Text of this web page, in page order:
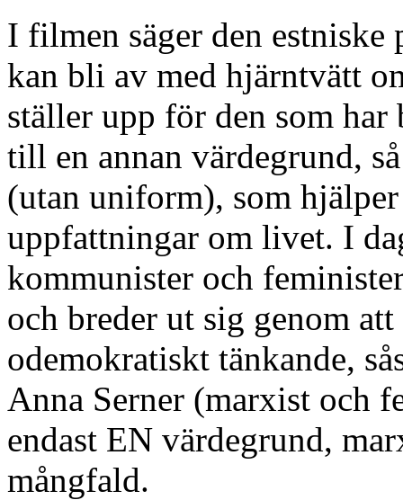
I filmen säger den
kan bli av med hjärntvätt
ställer upp för den som
till en annan värdegrund,
(utan uniform), som
uppfattningar om livet. I
kommunister och
och breder ut sig genom
odemokratiskt tänkande,
Anna Serner (marxist och
endast EN värdegrund,
mångfald.